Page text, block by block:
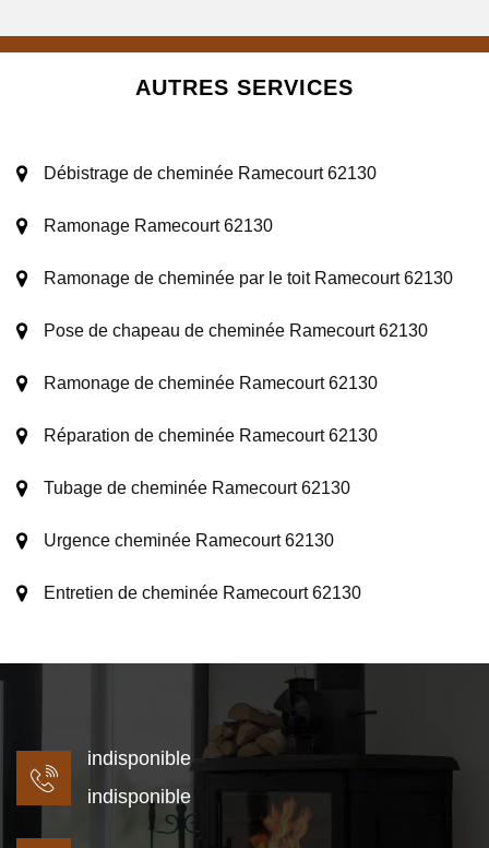
AUTRES SERVICES
Débistrage de cheminée Ramecourt 62130
Ramonage Ramecourt 62130
Ramonage de cheminée par le toit Ramecourt 62130
Pose de chapeau de cheminée Ramecourt 62130
Ramonage de cheminée Ramecourt 62130
Réparation de cheminée Ramecourt 62130
Tubage de cheminée Ramecourt 62130
Urgence cheminée Ramecourt 62130
Entretien de cheminée Ramecourt 62130
indisponible
indisponible